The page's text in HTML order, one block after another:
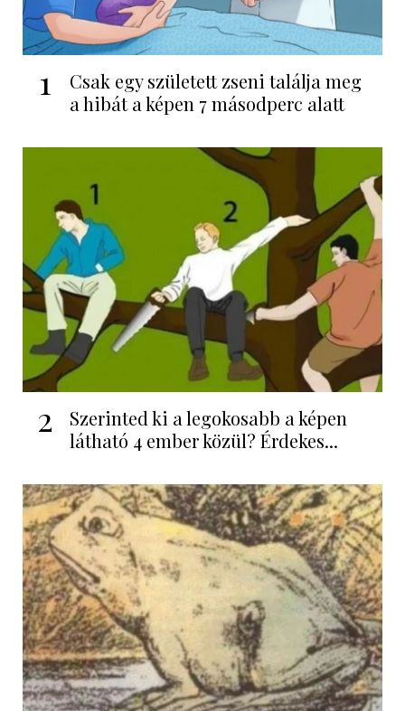
1
Csak egy született zseni találja meg
a hibát a képen 7 másodperc alatt
2
Szerinted ki a legokosabb a képen
látható 4 ember közül? Érdekes...